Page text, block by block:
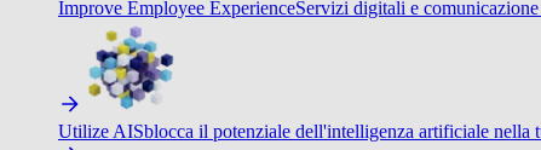
Improve Employee ExperienceServizi digitali e
Utilize AISblocca il potenziale dell'intelligenza artificiale nella